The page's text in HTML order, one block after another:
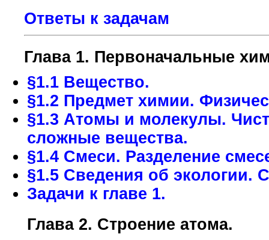
Ответы к задачам
Глава 1. Первоначальные
§1.1 Вещество.
§1.2 Предмет химии.
§1.3 Атомы и молекулы.
сложные вещества.
§1.4 Смеси. Разделение
§1.5 Сведения об экологии.
Задачи к главе 1.
Глава 2. Строение атома.